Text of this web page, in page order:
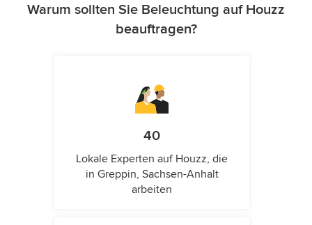
Warum sollten Sie Beleuchtung auf Houzz
beauftragen?
40
Lokale Experten auf Houzz, die
in Greppin, Sachsen-Anhalt
arbeiten